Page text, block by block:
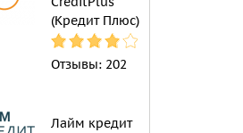
(Кредит Плюс)
Отзывы: 202
Лайм кредит